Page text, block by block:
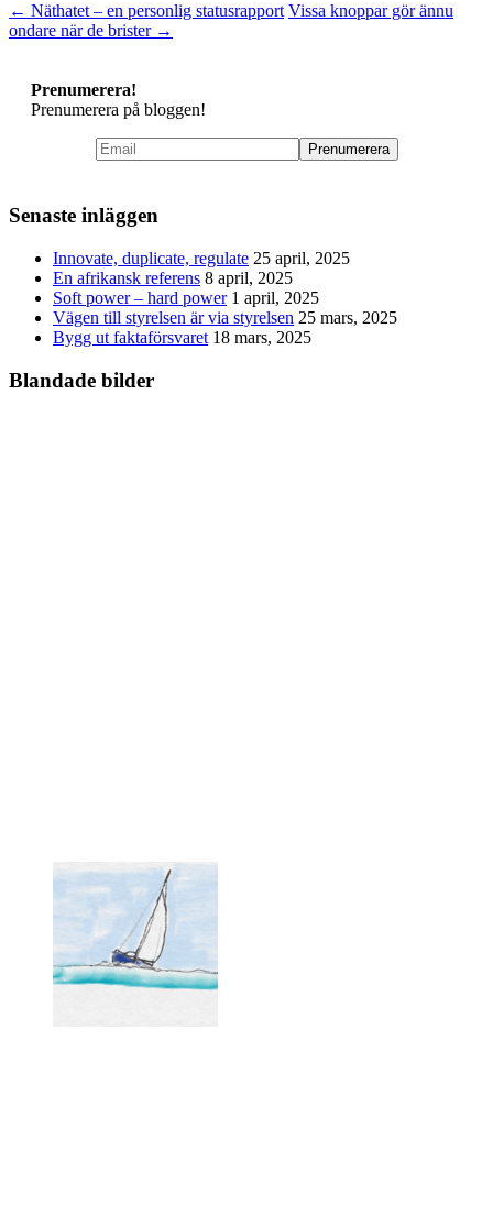
← Näthatet – en personlig statusrapport Vissa knoppar gör ännu
ondare när de brister →
Prenumerera!
Prenumerera på bloggen!
Senaste inläggen
Innovate, duplicate, regulate 25 april, 2025
En afrikansk referens 8 april, 2025
Soft power – hard power 1 april, 2025
Vägen till styrelsen är via styrelsen 25 mars, 2025
Bygg ut faktaförsvaret 18 mars, 2025
Blandade bilder